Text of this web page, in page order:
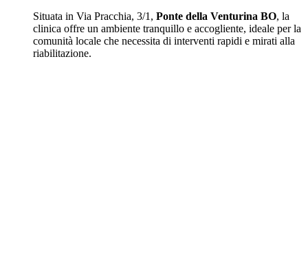
Situata in Via Pracchia, 3/1, Ponte della Venturina BO, la
clinica offre un ambiente tranquillo e accogliente, ideale per la
comunità locale che necessita di interventi rapidi e mirati alla
riabilitazione.